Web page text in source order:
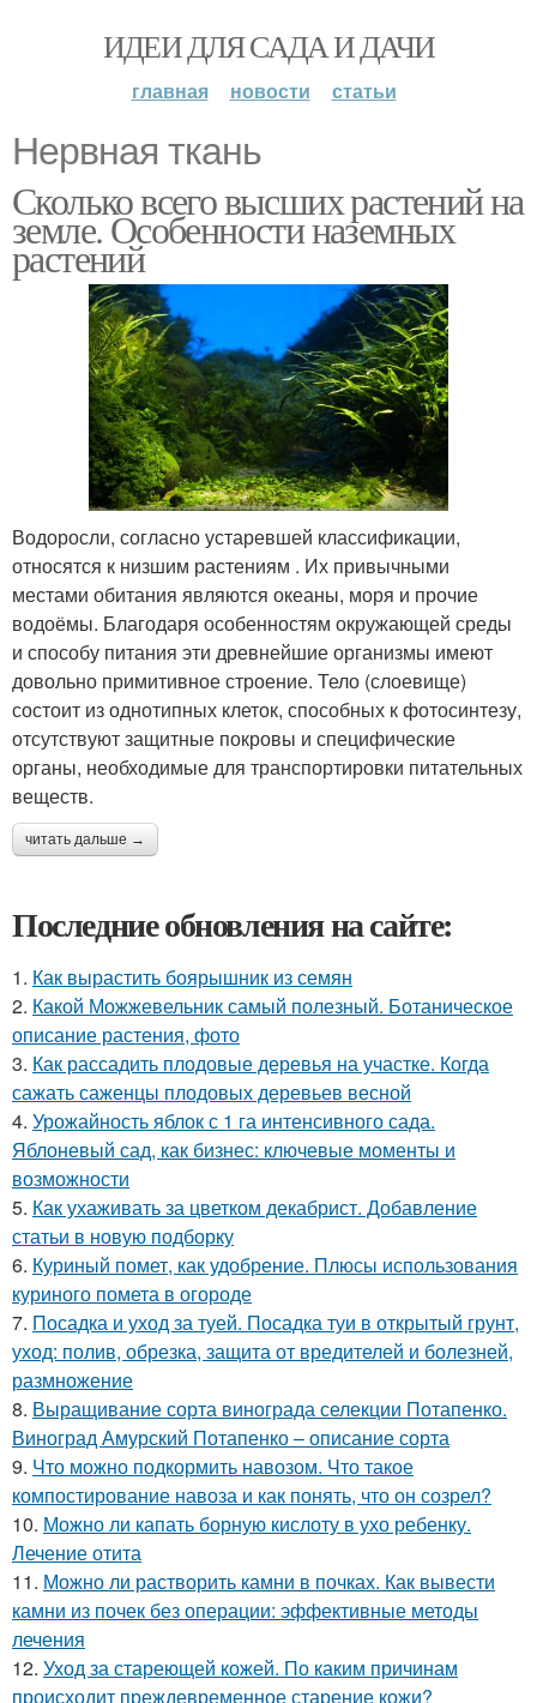
ИДЕИ ДЛЯ САДА И ДАЧИ
главная новости статьи
Нервная ткань
Сколько всего высших растений на
земле. Особенности наземных
растений
Водоросли, согласно устаревшей классификации,
относятся к низшим растениям . Их привычными
местами обитания являются океаны, моря и прочие
водоёмы. Благодаря особенностям окружающей среды
и способу питания эти древнейшие организмы имеют
довольно примитивное строение. Тело (слоевище)
состоит из однотипных клеток, способных к фотосинтезу,
отсутствуют защитные покровы и специфические
органы, необходимые для транспортировки питательных
веществ.
читать дальше →
Последние обновления на сайте:
1. Как вырастить боярышник из семян
2. Какой Можжевельник самый полезный. Ботаническое
описание растения, фото
3. Как рассадить плодовые деревья на участке. Когда
сажать саженцы плодовых деревьев весной
4. Урожайность яблок с 1 га интенсивного сада.
Яблоневый сад, как бизнес: ключевые моменты и
возможности
5. Как ухаживать за цветком декабрист. Добавление
статьи в новую подборку
6. Куриный помет, как удобрение. Плюсы использования
куриного помета в огороде
7. Посадка и уход за туей. Посадка туи в открытый грунт,
уход: полив, обрезка, защита от вредителей и болезней,
размножение
8. Выращивание сорта винограда селекции Потапенко.
Виноград Амурский Потапенко – описание сорта
9. Что можно подкормить навозом. Что такое
компостирование навоза и как понять, что он созрел?
10. Можно ли капать борную кислоту в ухо ребенку.
Лечение отита
11. Можно ли растворить камни в почках. Как вывести
камни из почек без операции: эффективные методы
лечения
12. Уход за стареющей кожей. По каким причинам
происходит преждевременное старение кожи?